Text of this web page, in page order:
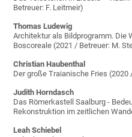
Betreuer: F. Leitmeir)
Thomas Ludewig
Architektur als Bildprogramm. Die
Boscoreale (2021 / Betreuer: M.
Christian Haubenthal
Der große Traianische Fries (2020
Judith Horndasch
Das Römerkastell Saalburg -
Rekonstruktion im zeitlichen
Leah Schiebel